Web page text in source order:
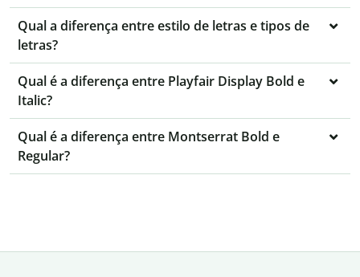
Qual a diferença entre estilo de letras e tipos de
letras?
Qual é a diferença entre Playfair Display Bold e
Italic?
Qual é a diferença entre Montserrat Bold e
Regular?